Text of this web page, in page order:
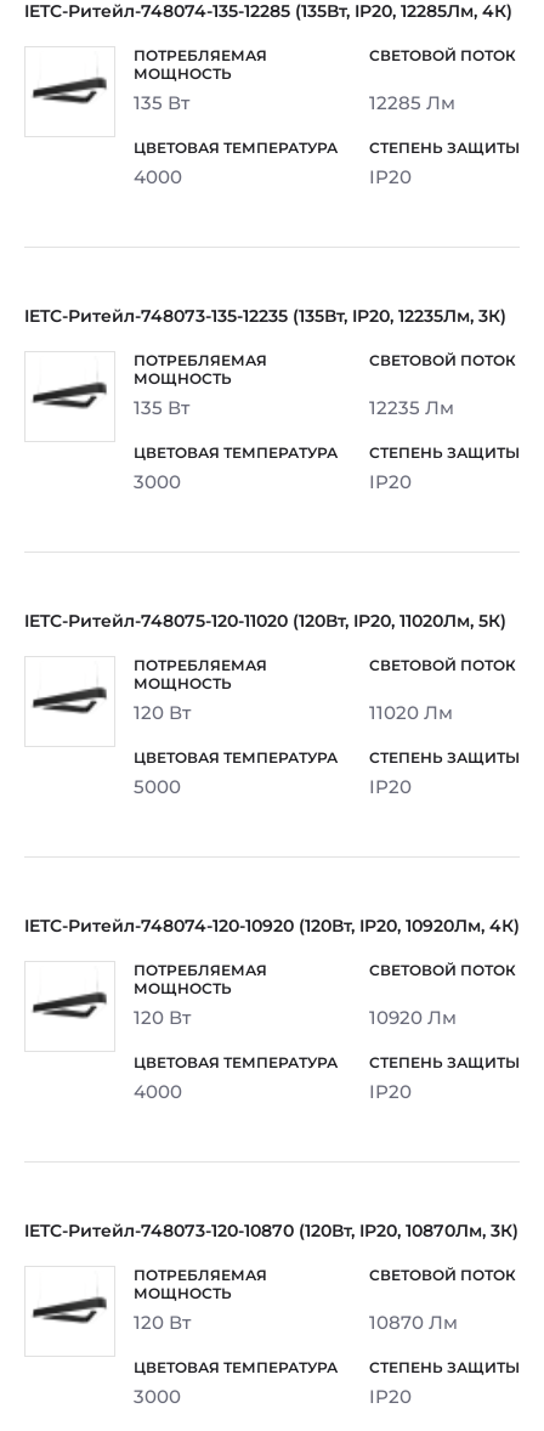
IETC-Ритейл-748074-135-12285 (135Вт, IP20, 12285Лм, 4К)
135 Вт 12285 Лм
4000 IP20
IETC-Ритейл-748073-135-12235 (135Вт, IP20, 12235Лм, 3К)
135 Вт 12235 Лм
3000 IP20
IETC-Ритейл-748075-120-11020 (120Вт, IP20, 11020Лм, 5К)
120 Вт 11020 Лм
5000 IP20
IETC-Ритейл-748074-120-10920 (120Вт, IP20, 10920Лм, 4К)
120 Вт 10920 Лм
4000 IP20
IETC-Ритейл-748073-120-10870 (120Вт, IP20, 10870Лм, 3К)
120 Вт 10870 Лм
3000 IP20